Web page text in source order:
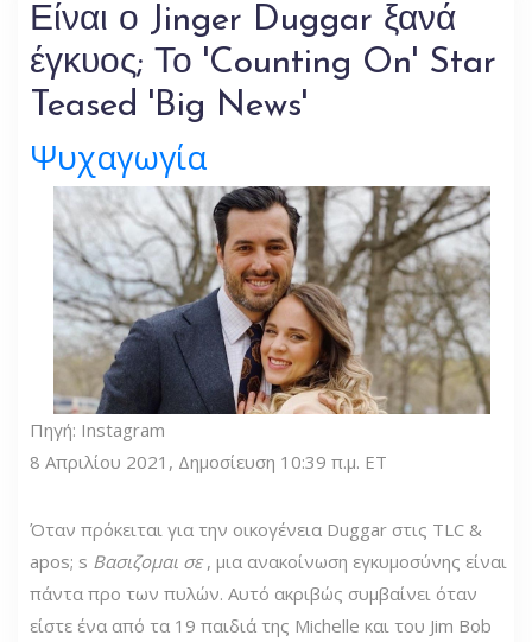
Είναι ο Jinger Duggar ξανά
έγκυος; Το 'Counting On' Star
Teased 'Big News'
Ψυχαγωγία
Πηγή: Instagram
8 Απριλίου 2021, Δημοσίευση 10:39 π.μ. ET
Όταν πρόκειται για την οικογένεια Duggar στις TLC &
apos; s Βασιζομαι σε, μια ανακοίνωση εγκυμοσύνης είναι
πάντα προ των πυλών. Αυτό ακριβώς συμβαίνει όταν
είστε ένα από τα 19 παιδιά της Michelle και του Jim Bob